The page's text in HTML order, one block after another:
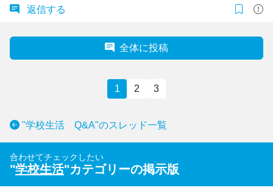
返信する
全体に投稿
1 2 3
"学校生活 Q&A"のスレッド一覧
合わせてチェックしたい
"学校生活"カテゴリーの掲示版